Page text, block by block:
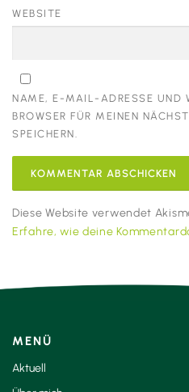
WEBSITE
NAME, E-MAIL-ADRESSE UND
BROWSER FÜR MEINEN
SPEICHERN.
Diese Website verwendet
Erfahre, wie deine
MENÜ
Aktuell